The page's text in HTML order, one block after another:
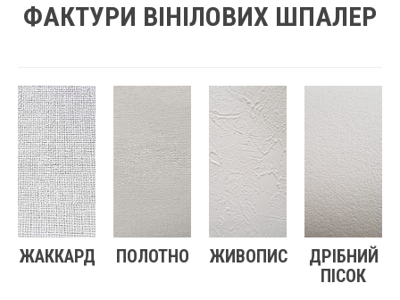
ФАКТУРИ ВІНІЛОВИХ ШПАЛЕР
ЖАККАРД ПОЛОТНО ЖИВОПИС
ДРІБНИЙ
ПІСОК